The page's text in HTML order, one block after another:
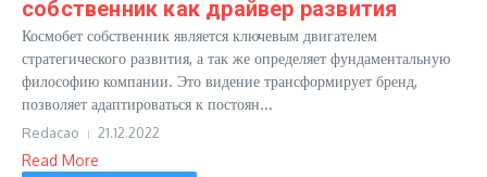
собственник как драйвер развития
Космобет собственник является ключевым двигателем
стратегического развития, а так же определяет фундаментальную
философию компании. Это видение трансформирует бренд,
позволяет адаптироваться к постоян...
Redacao 21.12.2022
Read More